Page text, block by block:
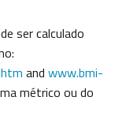
ser calculado
and www.bmi-
métrico ou do